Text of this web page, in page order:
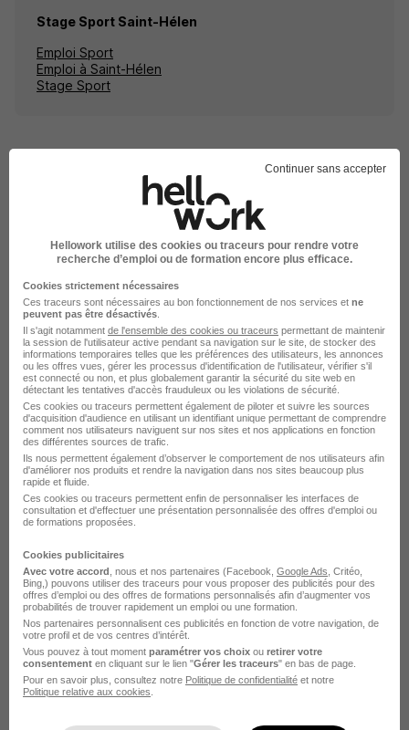
Stage Sport Saint-Hélen
Emploi Sport
Emploi à Saint-Hélen
Stage Sport
Emplois & formations
Emploi Sport
Stage Sport
Alternance Sport
Intérim Sport
Stage dans le domaine Sport en
France
Stage Nanterre Sport
Stage par ville en Côtes-
d'Armor
Continuer sans accepter
Hellowork utilise des cookies ou traceurs pour rendre votre
recherche d’emploi ou de formation encore plus efficace.
Cookies strictement nécessaires
Ces traceurs sont nécessaires au bon fonctionnement de nos services et ne
peuvent pas être désactivés
Il s'agit notamment de l'ensemble des cookies ou traceurs permettant de maintenir
la session de l'utilisateur active pendant sa navigation sur le site, de stocker des
informations temporaires telles que les préférences des utilisateurs, les annonces
ou les offres vues, gérer les processus d'identification de l'utilisateur, vérifier s'il
est connecté ou non, et plus globalement garantir la sécurité du site web en
détectant les tentatives d'accès frauduleux ou les violations de sécurité.
Ces cookies ou traceurs permettent également de piloter et suivre les sources
d'acquisition d'audience en utilisant un identifiant unique permettant de comprendre
comment nos utilisateurs naviguent sur nos sites et nos applications en fonction
des différentes sources de trafic.
Ils nous permettent également d’observer le comportement de nos utilisateurs afin
d'améliorer nos produits et rendre la navigation dans nos sites beaucoup plus
rapide et fluide.
Ces cookies ou traceurs permettent enfin de personnaliser les interfaces de
consultation et d'effectuer une présentation personnalisée des offres d'emploi ou
de formations proposées.
Cookies publicitaires
Avec votre accord , nous et nos partenaires (Facebook, Google Ads , Critéo,
Bing,) pouvons utiliser des traceurs pour vous proposer des publicités pour des
offres d’emploi ou des offres de formations personnalisés afin d’augmenter vos
probabilités de trouver rapidement un emploi ou une formation.
Nos partenaires personnalisent ces publicités en fonction de votre navigation, de
votre profil et de vos centres d’intérêt.
Vous pouvez à tout moment paramétrer vos choix ou retirer votre
consentement en cliquant sur le lien "Gérer les traceurs" en bas de page.
Pour en savoir plus, consultez notre Politique de confidentialité et notre
Politique relative aux cookies